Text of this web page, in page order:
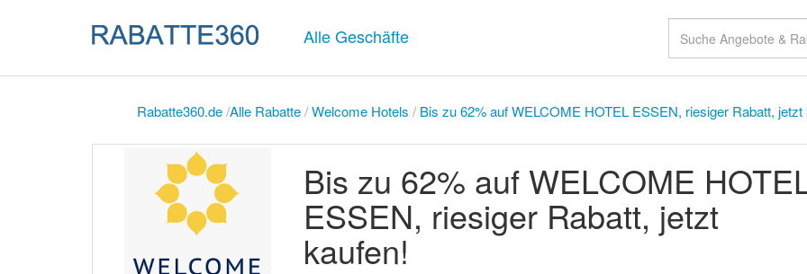
Alle Geschäfte
Rabatte360.de/Alle Rabatte/Welcome Hotels / Bis zu 62% auf WELCOME HOTEL ESSEN, riesiger Rabatt, jetzt
Bis zu 62% auf WELCOME
ESSEN, riesiger Rabatt, jetzt
kaufen!